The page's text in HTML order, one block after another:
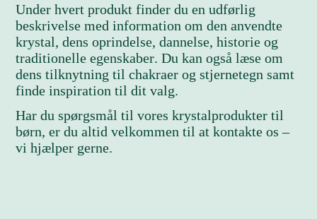
Under hvert produkt finder du en udførlig
beskrivelse med information om den anvendte
krystal, dens oprindelse, dannelse, historie og
traditionelle egenskaber. Du kan også læse om
dens tilknytning til chakraer og stjernetegn samt
finde inspiration til dit valg.
Har du spørgsmål til vores krystalprodukter til
børn, er du altid velkommen til at kontakte os –
vi hjælper gerne.